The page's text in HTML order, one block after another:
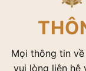
Mọi thông tin
vui lòng liên hệ